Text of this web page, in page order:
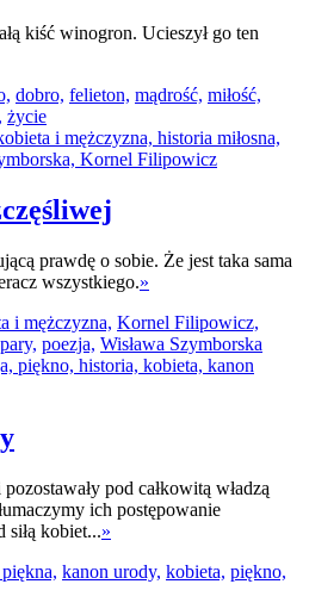
kiść winogron. Ucieszył go ten
dobro, felieton, mądrość, miłość,
życie
prawdę o sobie. Że jest taka sama
wszystkiego.»
i mężczyzna, Kornel Filipowicz,
poezja, Wisława Szymborska
pod całkowitą władzą
ich postępowanie
siłą kobiet...»
kanon urody, kobieta, piękno,